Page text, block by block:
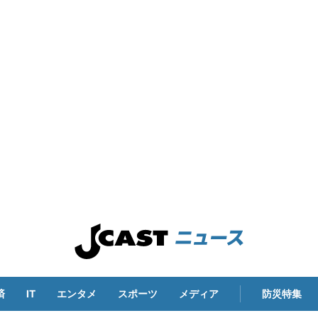
IT エンタメ スポーツ メディア 防災特集